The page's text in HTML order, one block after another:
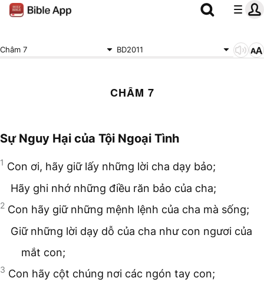
Châm 7 BD2011
CHÂM 7
Sự Nguy Hại của Tội Ngoại Tình
1 Con ơi, hãy giữ lấy những lời cha dạy bảo;
Hãy ghi nhớ những điều răn bảo của cha;
2 Con hãy giữ những mệnh lệnh của cha mà sống;
Giữ những lời dạy dỗ của cha như con ngươi của
mắt con;
3 Con hãy cột chúng nơi các ngón tay con;